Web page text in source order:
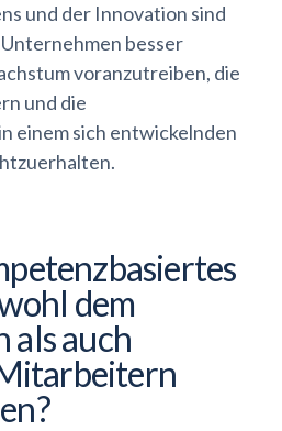
und der Innovation sind
besser
voranzutreiben, die
und die
einem sich entwickelnden
dem
als auch